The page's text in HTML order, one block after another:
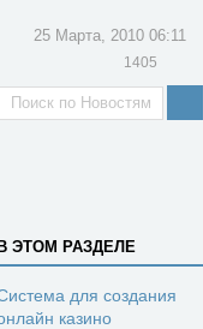
25 Марта, 2010 06:11
1405
ЭТОМ РАЗДЕЛЕ
для создания
казино